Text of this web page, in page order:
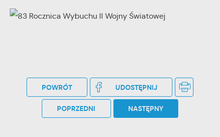
POWRÓT UDOSTĘPNIJ
POPRZEDNI NASTĘPNY
stronach podmiotów trzecich lub firm będących naszymi
partnerami oraz innych dostawców usług. Firmy te działają w